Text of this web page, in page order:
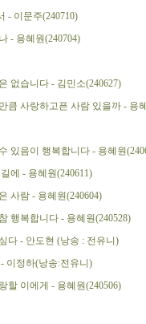
- 이문주(240710)
- 용혜원(240704)
없습니다 - 김민소(240627)
큼 사랑하고픈 사람 있을까 - 용
있음이 행복합니다 - 용혜원
에 - 용혜원(240611)
사람 - 용혜원(240604)
행복합니다 - 용혜원(240528)
다 - 안도현 (낭송 : 전유니)
이정하(낭송:전유니)
할 이에게 - 용혜원(240506)